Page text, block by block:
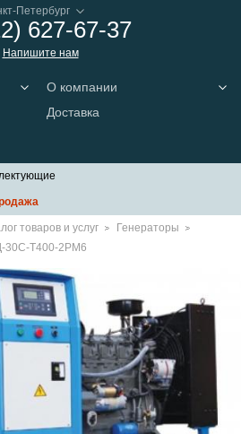
627-67-37
Напишите нам
О компании
Доставка
товаров и услуг
Генераторы
30С-Т400-2РМ6